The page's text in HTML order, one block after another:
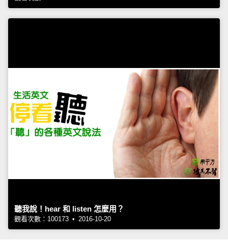
聽我說！hear 和 listen 怎麼用？
觀看次數：100173 • 2016-10-20